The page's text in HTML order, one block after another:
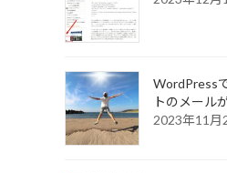
WordPress
トのメール
2023年11月